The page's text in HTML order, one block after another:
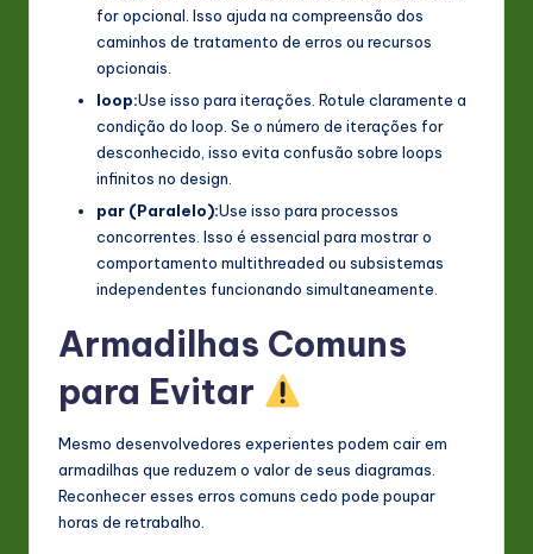
for opcional. Isso ajuda na compreensão dos
caminhos de tratamento de erros ou recursos
opcionais.
loop:Use isso para iterações. Rotule claramente a
condição do loop. Se o número de iterações for
desconhecido, isso evita confusão sobre loops
infinitos no design.
par (Paralelo):Use isso para processos
concorrentes. Isso é essencial para mostrar o
comportamento multithreaded ou subsistemas
independentes funcionando simultaneamente.
Armadilhas Comuns
para Evitar
Mesmo desenvolvedores experientes podem cair em
armadilhas que reduzem o valor de seus diagramas.
Reconhecer esses erros comuns cedo pode poupar
horas de retrabalho.